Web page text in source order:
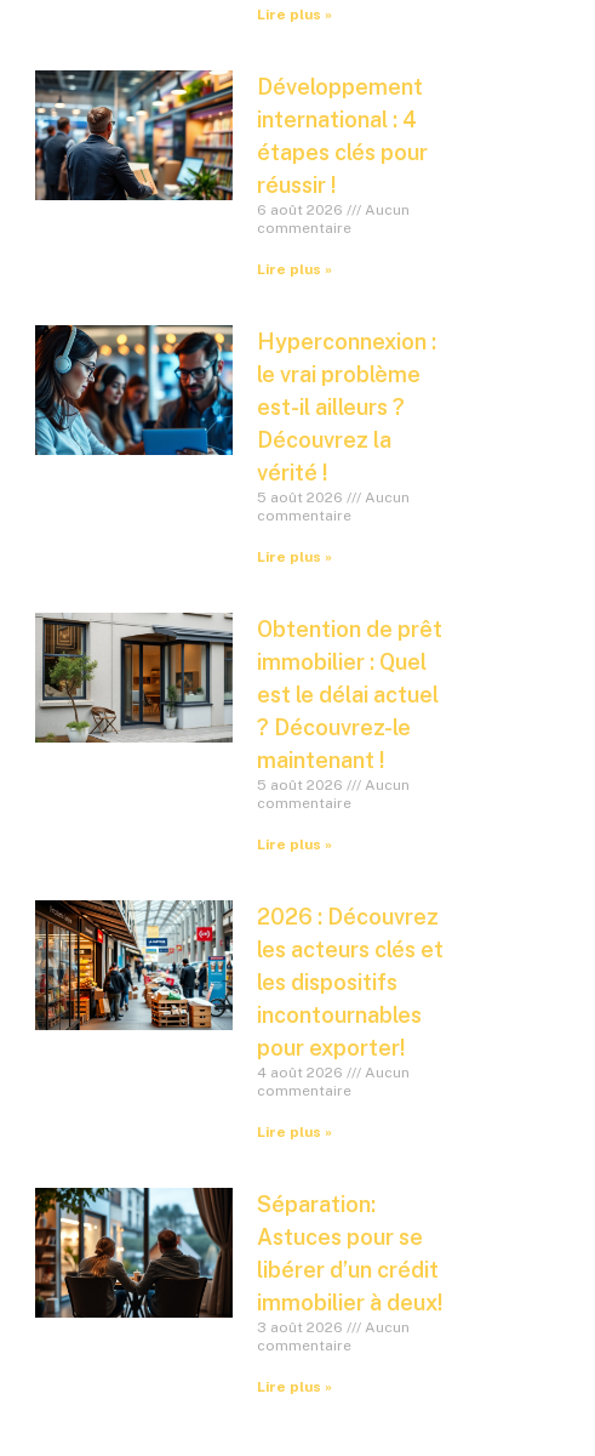
Lire plus »
Développement
international : 4
étapes clés pour
réussir !
6 août 2026
Aucun
commentaire
Lire plus »
Hyperconnexion :
le vrai problème
est-il ailleurs ?
Découvrez la
vérité !
5 août 2026
Aucun
commentaire
Lire plus »
Obtention de prêt
immobilier : Quel
est le délai actuel
? Découvrez-le
maintenant !
5 août 2026
Aucun
commentaire
Lire plus »
2026 : Découvrez
les acteurs clés et
les dispositifs
incontournables
pour exporter!
4 août 2026
Aucun
commentaire
Lire plus »
Séparation:
Astuces pour se
libérer d’un crédit
immobilier à deux!
3 août 2026
Aucun
commentaire
Lire plus »